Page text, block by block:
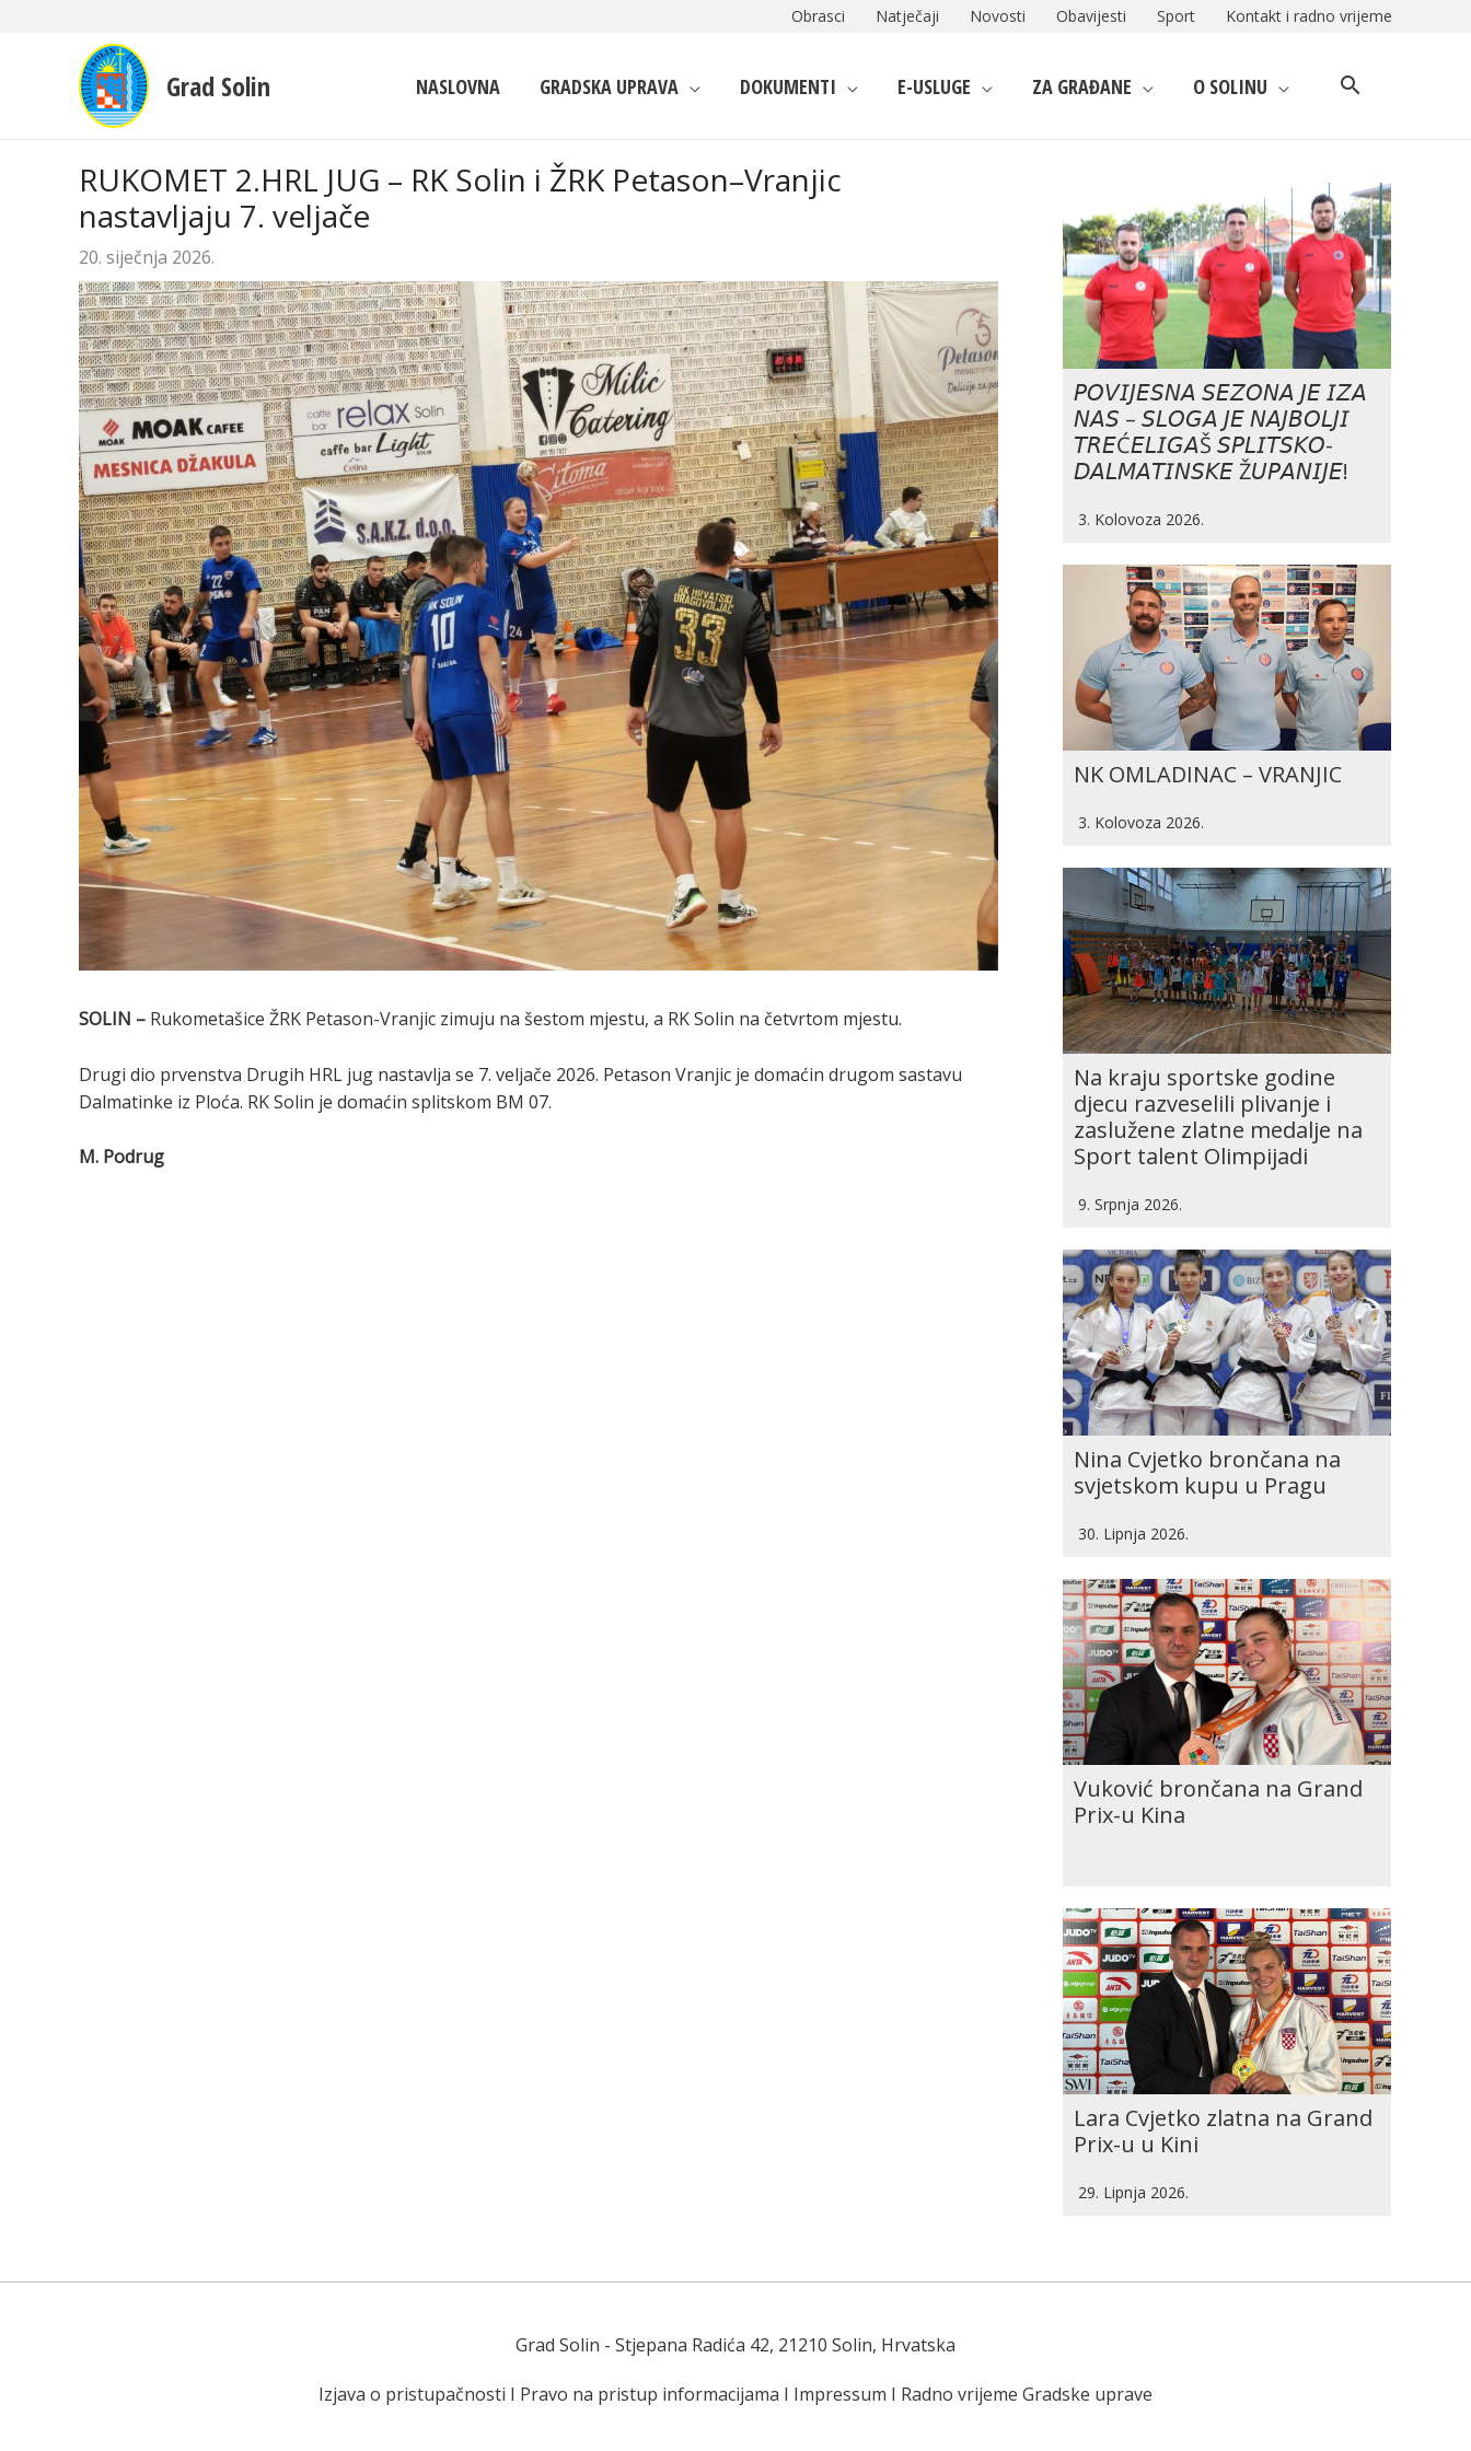
Obrasci Natječaji Novosti Obavijesti Sport Kontakt i radno vrijeme
Grad Solin NASLOVNA GRADSKA UPRAVA DOKUMENTI E-USLUGE ZA GRAĐANE O SOLINU
RUKOMET 2.HRL JUG – RK Solin i ŽRK Petason–Vranjic
nastavljaju 7. veljače
20. siječnja 2026.
SOLIN – Rukometašice ŽRK Petason-Vranjic zimuju na šestom mjestu, a RK Solin na četvrtom mjestu.
Drugi dio prvenstva Drugih HRL jug nastavlja se 7. veljače 2026. Petason Vranjic je domaćin drugom sastavu
Dalmatinke iz Ploća. RKSolin je domaćin splitskom BM 07.
M. Podrug
𝘗𝘖𝘝𝘐𝘑𝘌𝘚𝘕𝘈 𝘚𝘌𝘡𝘖𝘕𝘈 𝘑𝘌 𝘐𝘡𝘈
𝘕𝘈𝘚 – 𝘚𝘓𝘖𝘎𝘈 𝘑𝘌 𝘕𝘈𝘑𝘉𝘖𝘓𝘑𝘐
𝘛𝘙𝘌Ć𝘌𝘓𝘐𝘎𝘈Š 𝘚𝘗𝘓𝘐𝘛𝘚𝘒𝘖-
𝘋𝘈𝘓𝘔𝘈𝘛𝘐𝘕𝘚𝘒𝘌 Ž𝘜𝘗𝘈𝘕𝘐𝘑𝘌!
3. Kolovoza 2026.
NK OMLADINAC – VRANJIC
3. Kolovoza 2026.
Na kraju sportske godine
djecu razveselili plivanje i
zaslužene zlatne medalje na
Sport talent Olimpijadi
9. Srpnja 2026.
Nina Cvjetko brončana na
svjetskom kupu u Pragu
30. Lipnja 2026.
Vuković brončana na Grand
Prix-u Kina
Lara Cvjetko zlatna na Grand
Prix-u u Kini
29. Lipnja 2026.
Grad Solin - Stjepana Radića 42, 21210 Solin, Hrvatska
Izjava o pristupačnosti I Pravo na pristup informacijama I Impressum I Radno vrijeme Gradske uprave